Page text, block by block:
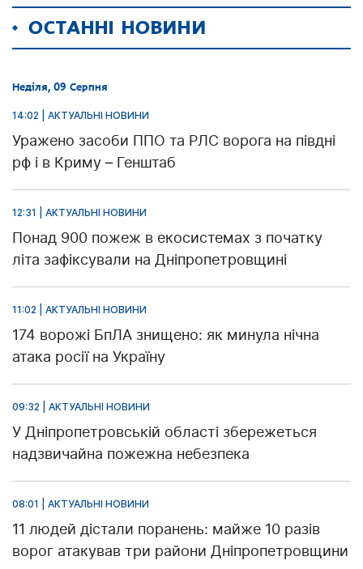
ОСТАННІ НОВИНИ
Неділя, 09 Серпня
14:02 | АКТУАЛЬНІ НОВИНИ
Уражено засоби ППО та РЛС ворога на півдні
рф і в Криму – Генштаб
12:31 | АКТУАЛЬНІ НОВИНИ
Понад 900 пожеж в екосистемах з початку
літа зафіксували на Дніпропетровщині
11:02 | АКТУАЛЬНІ НОВИНИ
174 ворожі БпЛА знищено: як минула нічна
атака росії на Україну
09:32 | АКТУАЛЬНІ НОВИНИ
У Дніпропетровській області збережеться
надзвичайна пожежна небезпека
08:01 | АКТУАЛЬНІ НОВИНИ
11 людей дістали поранень: майже 10 разів
ворог атакував три райони Дніпропетровщини